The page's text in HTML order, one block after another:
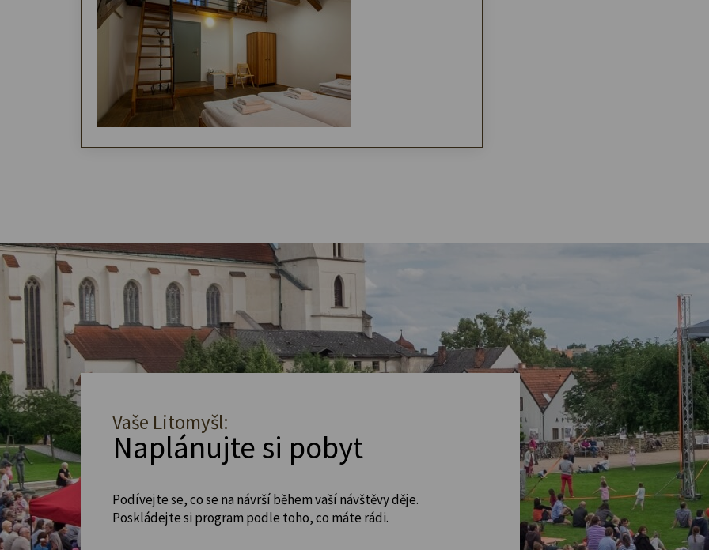
Vaše Litomyšl:
Naplánujte si pobyt
Podívejte se, co se na návrší během vaší návštěvy děje.
Poskládejte si program podle toho, co máte rádi.